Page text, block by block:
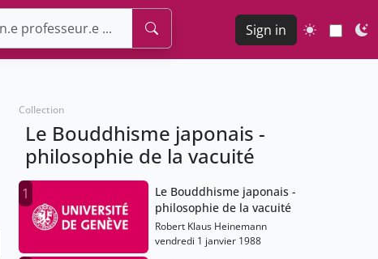
Sign in
Collection
Le Bouddhisme japonais -
philosophie de la vacuité
1
Le Bouddhisme japonais -
philosophie de la vacuité
Robert Klaus Heinemann
vendredi 1 janvier 1988